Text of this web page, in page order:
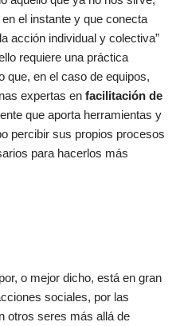
el instante y que conecta
acción individual y colectiva”
requiere una práctica
que, en el caso de equipos,
expertas en facilitación de
que aporta herramientas y
percibir sus propios procesos
para hacerlos más
o mejor dicho, está en gran
sociales, por las
otros seres más allá de